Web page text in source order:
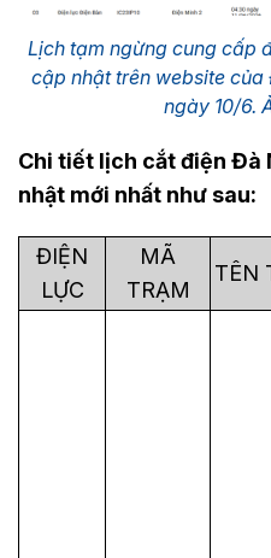
Lịch tạm ngừng cung cấp
cập nhật trên website của
ngày 10/6.
Chi tiết lịch cắt điện Đà
nhật mới nhất như sau:
ĐIỆN
LỰC
MÃ
TRẠM
TÊN